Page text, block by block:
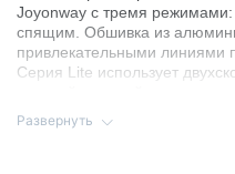
Joyonway с тремя
спящим. Обшивка из
привлекательными линиями
Серия Lite использует
безопасность для взрослых
киловаттным нагревателем,
Развернуть